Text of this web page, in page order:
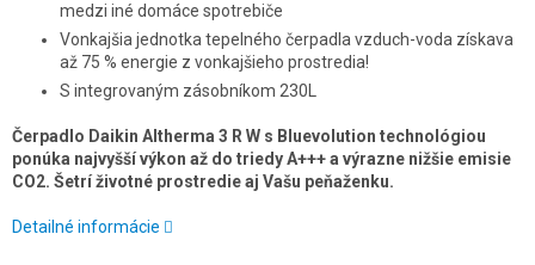
medzi iné domáce spotrebiče
Vonkajšia jednotka tepelného čerpadla vzduch-voda získava
až 75 % energie z vonkajšieho prostredia!
S integrovaným zásobníkom 230L
Čerpadlo Daikin Altherma 3 R W s Bluevolution technológiou
ponúka najvyšší výkon až do triedy A+++ a výrazne nižšie emisie
CO2. Šetrí životné prostredie aj Vašu peňaženku.
Detailné informácie